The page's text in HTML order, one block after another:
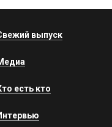
выпуск
есть кто